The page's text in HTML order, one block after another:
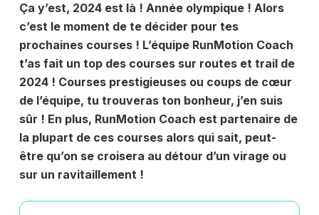
Ça y’est, 2024 est là ! Année olympique ! Alors
c’est le moment de te décider pour tes
prochaines courses ! L’équipe RunMotion Coach
t’as fait un top des courses sur routes et trail de
2024 ! Courses prestigieuses ou coups de cœur
de l’équipe, tu trouveras ton bonheur, j’en suis
sûr ! En plus, RunMotion Coach est partenaire de
la plupart de ces courses alors qui sait, peut-
être qu’on se croisera au détour d’un virage ou
sur un ravitaillement !